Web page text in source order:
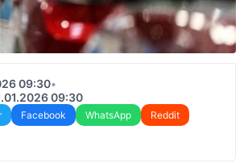
09:30•
09:30
Facebook WhatsApp
Reddit